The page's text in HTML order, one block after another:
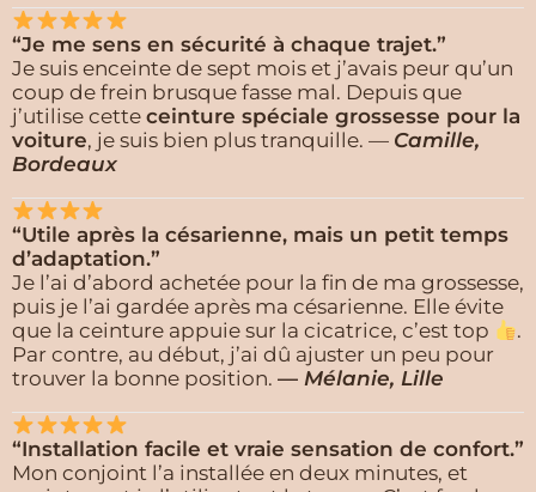
“Je me sens en sécurité à chaque trajet.”
Je suis enceinte de sept mois et j’avais peur qu’un
coup de frein brusque fasse mal. Depuis que
j’utilise cette ceinture spéciale grossesse pour la
voiture, je suis bien plus tranquille. — Camille,
Bordeaux
“Utile après la césarienne, mais un petit temps
d’adaptation.”
Je l’ai d’abord achetée pour la fin de ma grossesse,
puis je l’ai gardée après ma césarienne. Elle évite
que la ceinture appuie sur la cicatrice, c’est top
.
Par contre, au début, j’ai dû ajuster un peu pour
trouver la bonne position. — Mélanie, Lille
“Installation facile et vraie sensation de confort.”
Mon conjoint l’a installée en deux minutes, et